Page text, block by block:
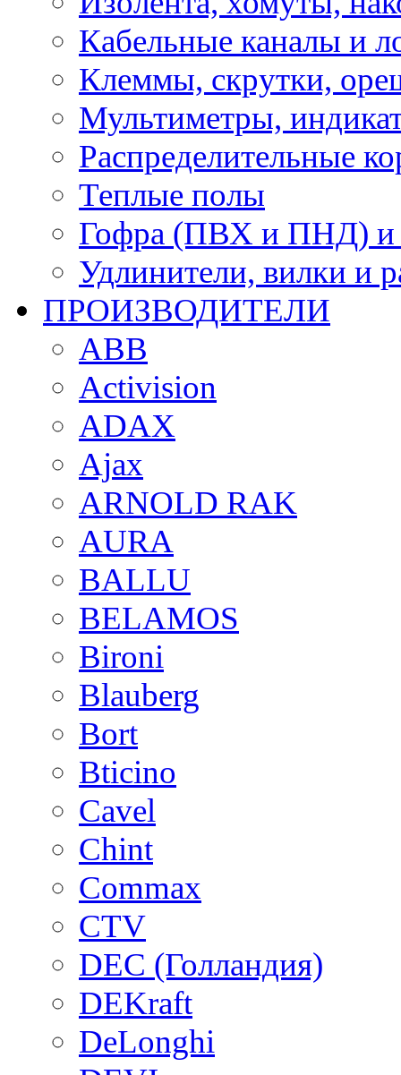
Кабельные каналы и
Клеммы, скрутки,
Мультиметры,
Распределительные
Теплые полы
Гофра (ПВХ и ПНД) и
Удлинители, вилки и
ПРОИЗВОДИТЕЛИ
ABB
Activision
ADAX
Ajax
ARNOLD RAK
AURA
BALLU
BELAMOS
Bironi
Blauberg
Bort
Bticino
Cavel
Chint
Commax
CTV
DEC (Голландия)
DEKraft
DeLonghi